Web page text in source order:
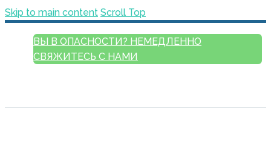
Skip to main content Scroll Top
ВЫ В ОПАСНОСТИ? НЕМЕДЛЕННО
СВЯЖИТЕСЬ С НАМИ